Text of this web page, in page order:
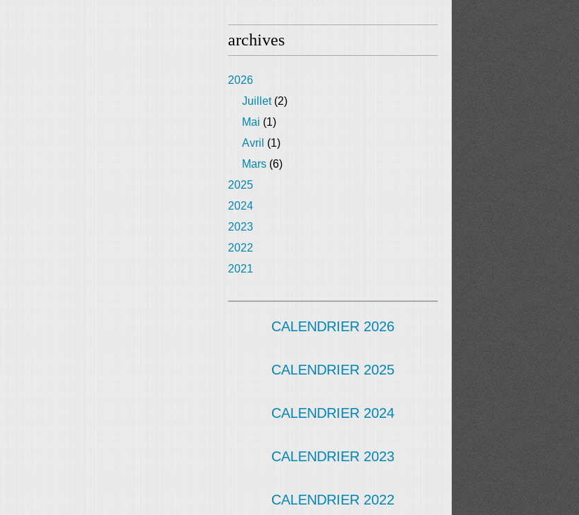
archives
2026
Juillet(2)
Mai (1)
Avril (1)
Mars (6)
2025
2024
2023
2022
2021
CALENDRIER 2026
CALENDRIER 2025
CALENDRIER 2024
CALENDRIER 2023
CALENDRIER 2022